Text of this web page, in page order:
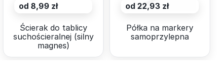
od 8,99 zł
Ścierak do tablicy
suchościeralnej (silny
magnes)
od 22,93 zł
Półka na markery
samoprzylepna